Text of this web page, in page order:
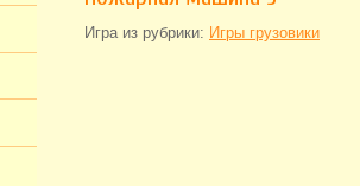
Игра из рубрики: Игры грузовики